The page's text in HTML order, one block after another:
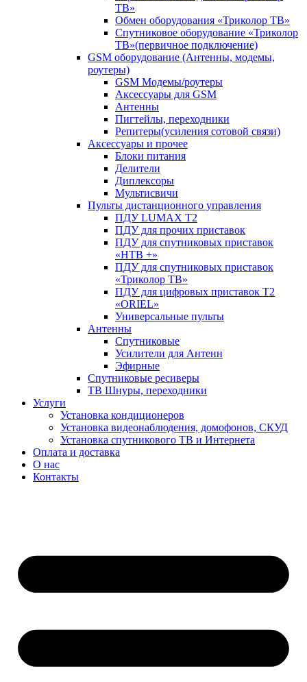
ТВ»
Обмен оборудования «Триколор ТВ»
Спутниковое оборудование «Триколор
ТВ»(первичное подключение)
GSM оборудование (Антенны, модемы,
роутеры)
GSM Модемы/роутеры
Аксессуары для GSM
Антенны
Пигтейлы, переходники
Репитеры(усиления сотовой связи)
Аксессуары и прочее
Блоки питания
Делители
Диплексоры
Мультисвичи
Пульты дистанционного управления
ПДУ LUMAX Т2
ПДУ для прочих приставок
ПДУ для спутниковых приставок
«НТВ +»
ПДУ для спутниковых приставок
«Триколор ТВ»
ПДУ для цифровых приставок Т2
«ORIEL»
Универсальные пульты
Антенны
Спутниковые
Усилители для Антенн
Эфирные
Спутниковые ресиверы
ТВ Шнуры, переходники
Услуги
Установка кондиционеров
Установка видеонаблюдения, домофонов, СКУД
Установка спутникового ТВ и Интернета
Оплата и доставка
О нас
Контакты